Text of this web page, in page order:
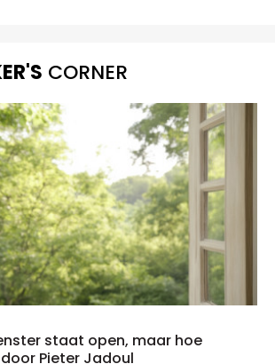
CORNER
staat open, maar hoe
Pieter Jadoul